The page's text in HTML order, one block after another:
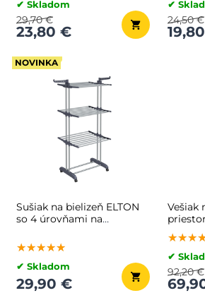
✔ Skladom
23,80 €
29,70 €
✔
24,50 €
NOVINKA
Sušiak na bielizeň ELTON
so 4 úrovňami na
63,5x128x173cm, šedá
★★★★★
★★★★★
★★★★★
✔ Skladom
29,90 €
Vešiak
čierna
✔
92,20 €